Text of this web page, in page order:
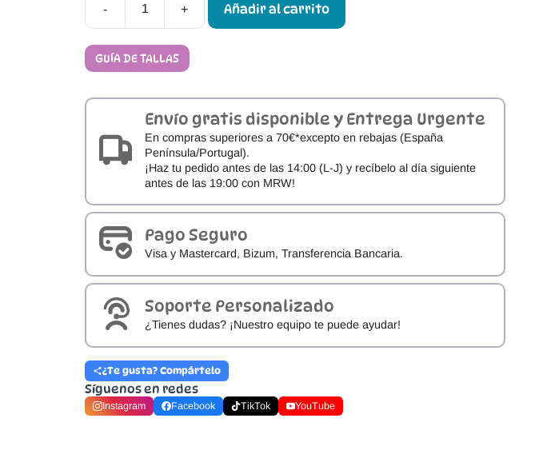
-
Sandalias
My
First
Ipanema
Baby
+ Añadir al carrito
GUÍA DE TALLAS
Envío gratis disponible y Entrega Urgente
En compras superiores a 70€*excepto en rebajas (España
Península/Portugal).
¡Haz tu pedido antes de las 14:00 (L-J) y recíbelo al día siguiente
antes de las 19:00 con MRW!
Pago Seguro
Visa y Mastercard, Bizum, Transferencia Bancaria.
Soporte Personalizado
¿Tienes dudas? ¡Nuestro equipo te puede ayudar!
¿Te gusta? Compártelo
Síguenos en redes
Instagram Facebook TikTok YouTube